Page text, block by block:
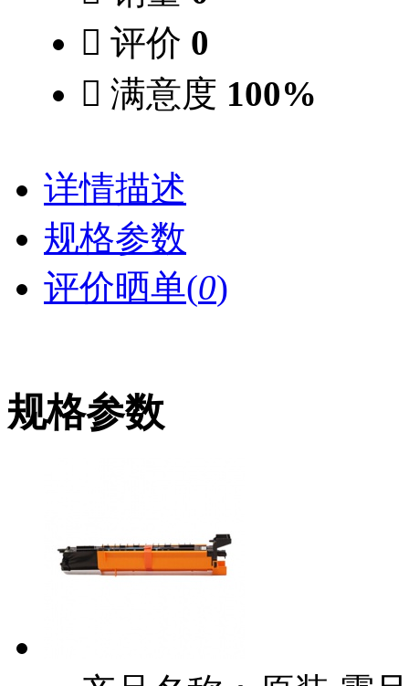
 评价 0
 满意度 100%
详情描述
规格参数
评价晒单(0)
规格参数